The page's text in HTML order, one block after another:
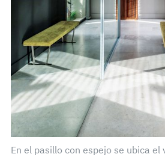
En el pasillo con espejo se ubica